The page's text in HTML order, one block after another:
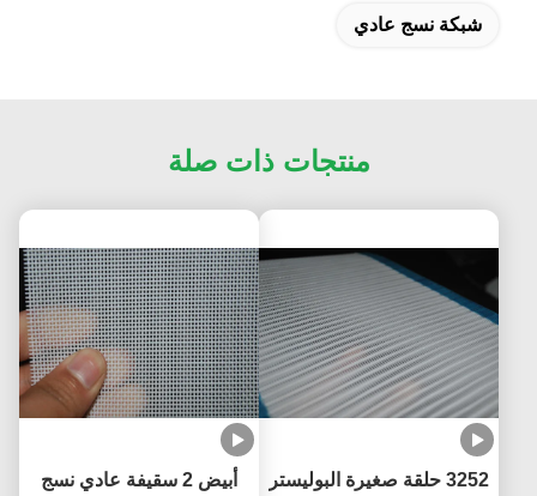
شبكة نسج عادي
منتجات ذات صلة
3252 حلقة صغيرة البوليستر
أبيض 2 سقيفة عادي نسج